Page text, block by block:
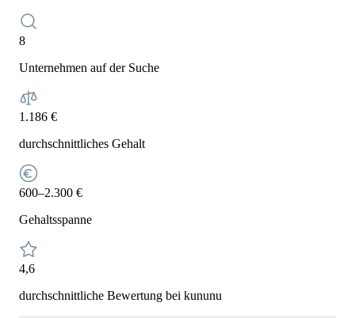
8
Unternehmen auf der Suche
1.186 €
durchschnittliches Gehalt
600–2.300 €
Gehaltsspanne
4,6
durchschnittliche Bewertung bei kununu